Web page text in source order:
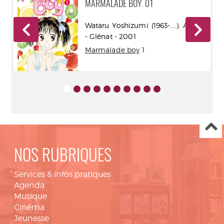
MARMALADE BOY. 01
Wataru Yoshizumi (1963-....). Auteur
- Glénat - 2001
Marmalade boy 1
NOS RUBRIQUES
Services & infos pratiques
Agenda
Musique
Cinéma
Jeunesse